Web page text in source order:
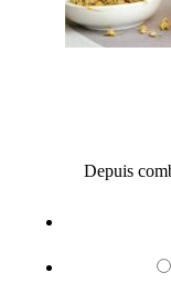
Depuis